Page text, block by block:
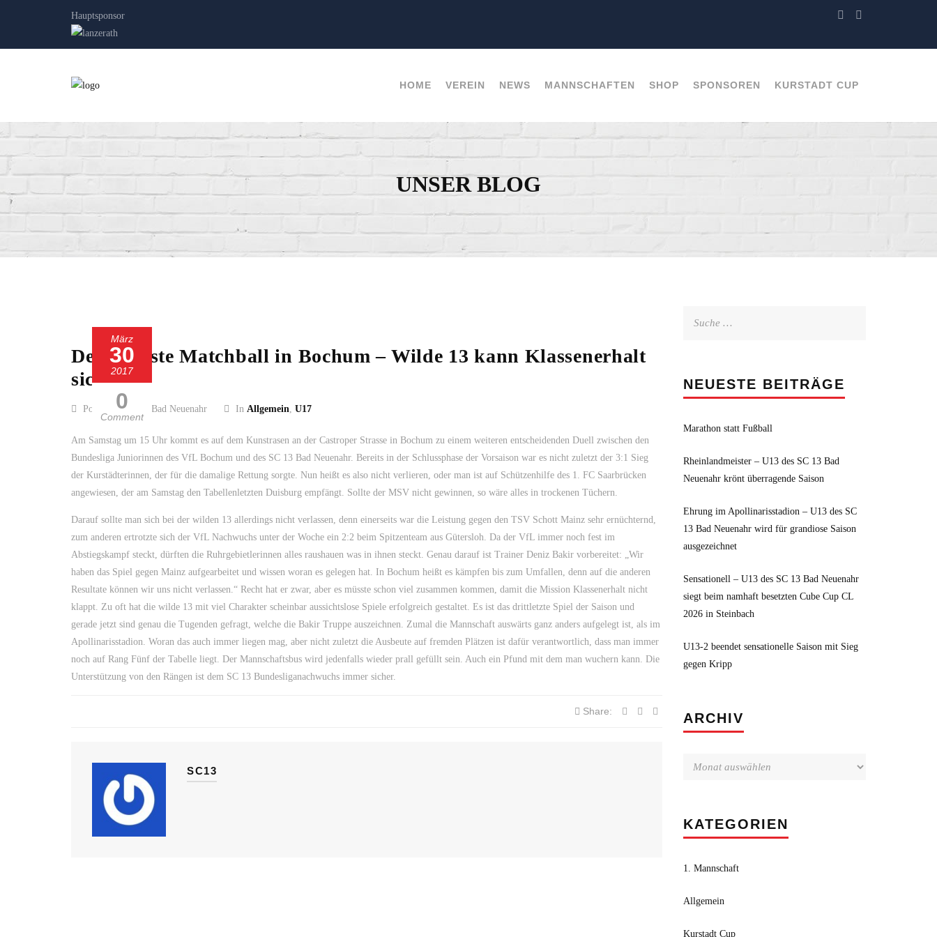
Hauptsponsor
HOME VEREIN NEWS MANNSCHAFTEN SHOP SPONSOREN KURSTADT CUP
UNSER BLOG
März
30
2017
0
Comment
Der nächste Matchball in Bochum – Wilde 13 kann Klassenerhalt
sichern
Posted by SC 13 Bad Neuenahr In Allgemein, U17
Am Samstag um 15 Uhr kommt es auf dem Kunstrasen an der Castroper Strasse in Bochum zu einem weiteren entscheidenden Duell zwischen den
Bundesliga Juniorinnen des VfL Bochum und des SC 13 Bad Neuenahr. Bereits in der Schlussphase der Vorsaison war es nicht zuletzt der 3:1 Sieg
der Kurstädterinnen, der für die damalige Rettung sorgte. Nun heißt es also nicht verlieren, oder man ist auf Schützenhilfe des 1. FC Saarbrücken
angewiesen, der am Samstag den Tabellenletzten Duisburg empfängt. Sollte der MSV nicht gewinnen, so wäre alles in trockenen Tüchern.
Darauf sollte man sich bei der wilden 13 allerdings nicht verlassen, denn einerseits war die Leistung gegen den TSV Schott Mainz sehr ernüchternd,
zum anderen ertrotzte sich der VfL Nachwuchs unter der Woche ein 2:2 beim Spitzenteam aus Gütersloh. Da der VfL immer noch fest im
Abstiegskampf steckt, dürften die Ruhrgebietlerinnen alles raushauen was in ihnen steckt. Genau darauf ist Trainer Deniz Bakir vorbereitet: „Wir
haben das Spiel gegen Mainz aufgearbeitet und wissen woran es gelegen hat. In Bochum heißt es kämpfen bis zum Umfallen, denn auf die anderen
Resultate können wir uns nicht verlassen.“ Recht hat er zwar, aber es müsste schon viel zusammen kommen, damit die Mission Klassenerhalt nicht
klappt. Zu oft hat die wilde 13 mit viel Charakter scheinbar aussichtslose Spiele erfolgreich gestaltet. Es ist das drittletzte Spiel der Saison und
gerade jetzt sind genau die Tugenden gefragt, welche die Bakir Truppe auszeichnen. Zumal die Mannschaft auswärts ganz anders aufgelegt ist, als im
Apollinarisstadion. Woran das auch immer liegen mag, aber nicht zuletzt die Ausbeute auf fremden Plätzen ist dafür verantwortlich, dass man immer
noch auf Rang Fünf der Tabelle liegt. Der Mannschaftsbus wird jedenfalls wieder prall gefüllt sein. Auch ein Pfund mit dem man wuchern kann. Die
Unterstützung von den Rängen ist dem SC 13 Bundesliganachwuchs immer sicher.
Share:
SC13
NEUESTE BEITRÄGE
Marathon statt Fußball
Rheinlandmeister – U13 des SC 13 Bad
Neuenahr krönt überragende Saison
Ehrung im Apollinarisstadion – U13 des SC
13 Bad Neuenahr wird für grandiose Saison
ausgezeichnet
Sensationell – U13 des SC 13 Bad Neuenahr
siegt beim namhaft besetzten Cube Cup CL
2026 in Steinbach
U13-2 beendet sensationelle Saison mit Sieg
gegen Kripp
ARCHIV
KATEGORIEN
1. Mannschaft
Allgemein
Kurstadt Cup